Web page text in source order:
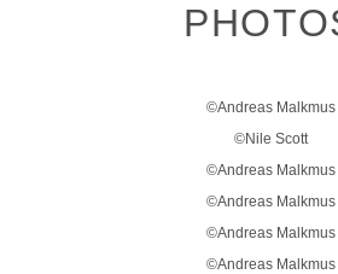
©Andreas Malkmus
©Nile Scott
©Andreas Malkmus
©Andreas Malkmus
©Andreas Malkmus
©Andreas Malkmus